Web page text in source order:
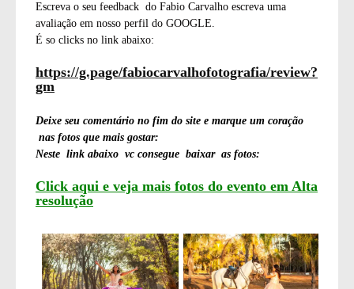
Escreva o seu feedback do Fabio Carvalho escreva uma
avaliação em nosso perfil do GOOGLE.
É so clicks no link abaixo:
https://g.page/fabiocarvalhofotografia/review?
gm
Deixe seu comentário no fim do site e marque um coração
nas fotos que mais gostar:
Neste link abaixo vc consegue baixar as fotos:
Click aqui e veja mais fotos do evento em Alta
resolução